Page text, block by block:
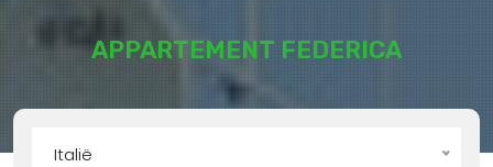
APPARTEMENT FEDERICA
Italië